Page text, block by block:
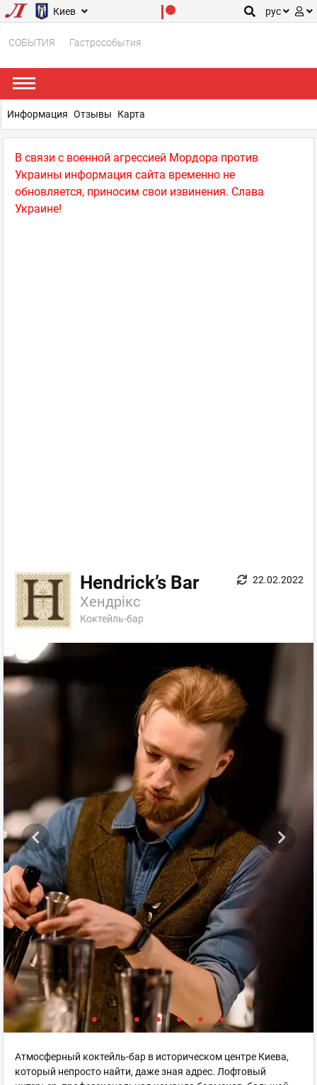
Киев рус
СОБЫТИЯ Гастрособытия
В связи с военной агрессией Мордора против
Украины информация сайта временно не
обновляется, приносим свои извинения. Слава
Украине!
Hendrick’s Bar
Хендрікс
Коктейль-бар
22.02.2022
Атмосферный коктейль-бар в историческом центре Киева,
который непросто найти, даже зная адрес. Лофтовый
Информация Отзывы Карта